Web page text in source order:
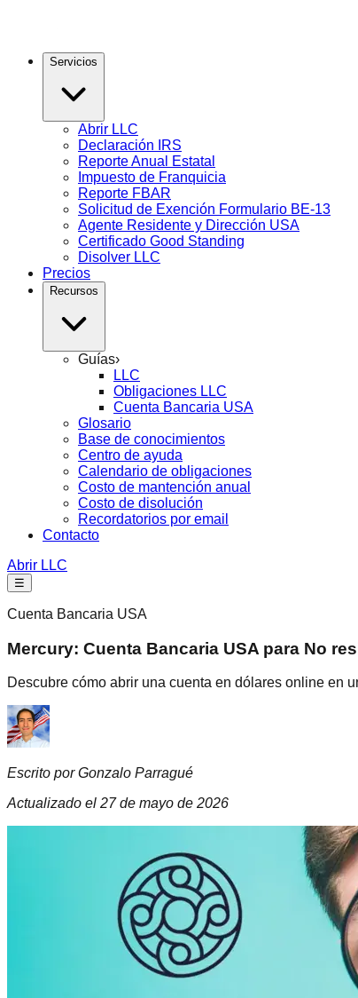
Servicios
Abrir LLC
Declaración IRS
Reporte Anual Estatal
Impuesto de Franquicia
Reporte FBAR
Solicitud de Exención Formulario BE-13
Agente Residente y Dirección USA
Certificado Good Standing
Disolver LLC
Precios
Recursos
Guías›
LLC
Obligaciones LLC
Cuenta Bancaria USA
Glosario
Base de conocimientos
Centro de ayuda
Calendario de obligaciones
Costo de mantención anual
Costo de disolución
Recordatorios por email
Contacto
Abrir LLC
☰
Cuenta Bancaria USA
Mercury: Cuenta Bancaria USA para No
Descubre cómo abrir una cuenta en dólares online en
Escrito por Gonzalo Parragué
Actualizado el 27 de mayo de 2026